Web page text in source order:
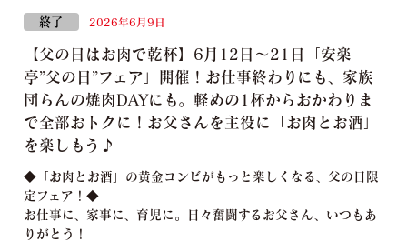
終了 2026年6月9日
【父の日はお肉で乾杯】6月12日～21日「安楽
亭”父の日”フェア」開催！お仕事終わりにも、家族
団らんの焼肉DAYにも。軽めの1杯からおかわりま
で全部おトクに！お父さんを主役に「お肉とお酒」
を楽しもう♪
◆「お肉とお酒」の黄金コンビがもっと楽しくなる、父の日限
定フェア！◆
お仕事に、家事に、育児に。日々奮闘するお父さん、いつもあ
りがとう！